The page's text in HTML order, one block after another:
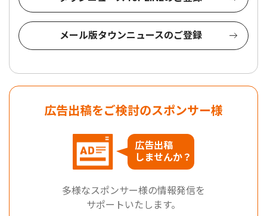
メール版タウンニュースのご登録
広告出稿をご検討のスポンサー様
広告出稿
しませんか？
多様なスポンサー様の情報発信を
サポートいたします。